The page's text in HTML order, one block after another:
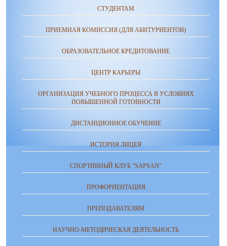
СТУДЕНТАМ
ПРИЕМНАЯ КОМИССИЯ (ДЛЯ АБИТУРИЕНТОВ)
ОБРАЗОВАТЕЛЬНОЕ КРЕДИТОВАНИЕ
ЦЕНТР КАРЬЕРЫ
ОРГАНИЗАЦИЯ УЧЕБНОГО ПРОЦЕССА В УСЛОВИЯХ
ПОВЫШЕННОЙ ГОТОВНОСТИ
ДИСТАНЦИОННОЕ ОБУЧЕНИЕ
ИСТОРИЯ ЛИЦЕЯ
СПОРТИВНЫЙ КЛУБ "SAPSAN"
ПРОФОРИЕНТАЦИЯ
ПРЕПОДАВАТЕЛЯМ
НАУЧНО-МЕТОДИЧЕСКАЯ ДЕЯТЕЛЬНОСТЬ